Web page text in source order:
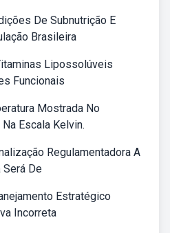
De Subnutrição E
Brasileira
Lipossolúveis
Funcionais
Mostrada No
Escala Kelvin.
Regulamentadora A
De
Estratégico
Incorreta